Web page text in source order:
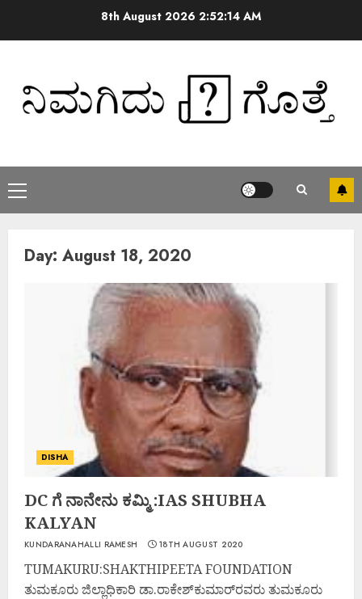
8th August 2026 2:52:14 AM
Day: August 18, 2020
DISHA
DC ಗೆ ನಾನೇನು ಕಮ್ಮಿ :IAS SHUBHA
KALYAN
KUNDARANAHALLI RAMESH 18TH AUGUST 2020
TUMAKURU:SHAKTHIPEETA FOUNDATION
ತುಮಕೂರು ಜಿಲ್ಲಾಧಿಕಾರಿ ಡಾ.ರಾಕೇಶ್‌ಕುಮಾರ್‌ರವರು ತುಮಕೂರು